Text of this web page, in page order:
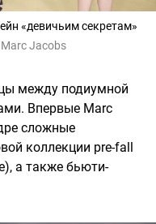
«девичьим секретам»
Jacobs
между подиумной
Впервые Marc
сложные
коллекции pre-fall
а также бьюти-